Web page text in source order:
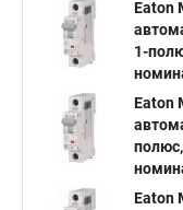
Eaton
1-
Eaton
Eaton